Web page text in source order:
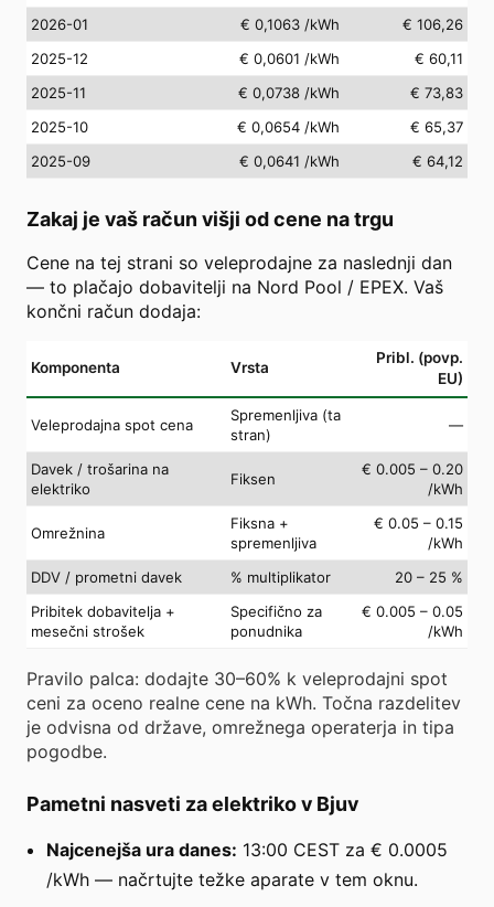
2026-01
€ 0,1063 /kWh
€ 106,26
2025-12
€ 0,0601 /kWh
€ 60,11
2025-11
€ 0,0738 /kWh
€ 73,83
2025-10
€ 0,0654 /kWh
€ 65,37
2025-09
€ 0,0641 /kWh € 64,12
Zakaj je vaš račun višji od cene na trgu
Cene na tej strani so veleprodajne za naslednji dan
— to plačajo dobavitelji na Nord Pool / EPEX. Vaš
končni račun dodaja:
Komponenta Vrsta
Pribl. (povp.
EU)
Veleprodajna spot cena
Spremenljiva (ta
stran)
—
Davek / trošarina na
elektriko
Fiksen
€ 0.005 – 0.20
/kWh
Omrežnina
Fiksna +
spremenljiva
€ 0.05 – 0.15
/kWh
DDV / prometni davek
% multiplikator
20 – 25 %
Pribitek dobavitelja +
mesečni strošek
Specifično za
ponudnika
€ 0.005 – 0.05
/kWh
Pravilo palca: dodajte 30–60% k veleprodajni spot
ceni za oceno realne cene na kWh. Točna razdelitev
je odvisna od države, omrežnega operaterja in tipa
pogodbe.
Pametni nasveti za elektriko v Bjuv
Najcenejša ura danes: 13:00 CEST za € 0.0005
/kWh — načrtujte težke aparate v tem oknu.